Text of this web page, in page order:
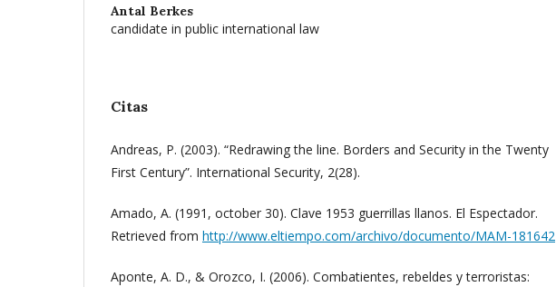
Antal Berkes
candidate in public international law
Citas
Andreas, P. (2003). “Redrawing the line. Borders and Security in the Twenty
First Century”. International Security, 2(28).
Amado, A. (1991, october 30). Clave 1953 guerrillas llanos. El Espectador.
Retrieved from http://www.eltiempo.com/archivo/documento/MAM-181642
Aponte, A. D., & Orozco, I. (2006). Combatientes, rebeldes y terroristas: